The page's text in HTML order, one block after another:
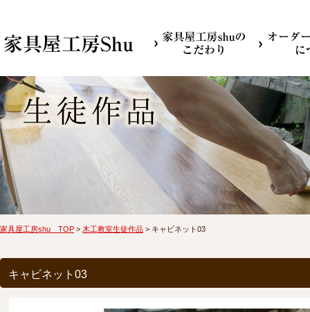
家具屋工房shu TOP > 木工教室生徒作品 > キャビネット03
キャビネット03